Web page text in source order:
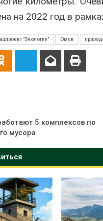
на 2022 год в
"Экология" Омск
5 комплексов по
мусора
Авг 6,